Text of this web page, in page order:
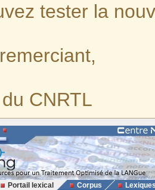
tester la
CNRTL
Portail lexical Corpus